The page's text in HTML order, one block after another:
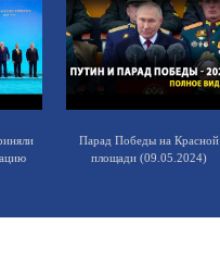
Парад Победы на Красной
площади (09.05.2024)